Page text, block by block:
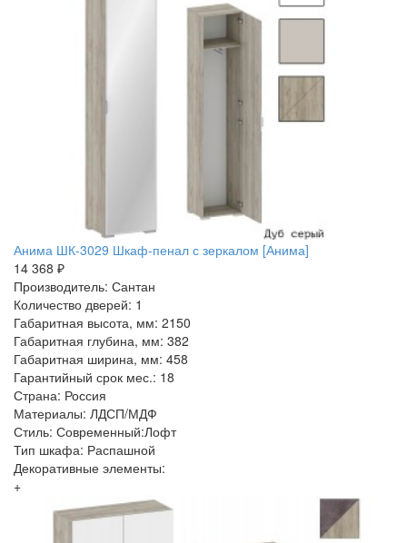
Анима ШК-3029 Шкаф-пенал с зеркалом [Анима]
14 368 ₽
Производитель: Сантан
Количество дверей: 1
Габаритная высота, мм: 2150
Габаритная глубина, мм: 382
Габаритная ширина, мм: 458
Гарантийный срок мес.: 18
Страна: Россия
Материалы: ЛДСП/МДФ
Стиль: Современный:Лофт
Тип шкафа: Распашной
Декоративные элементы:
+